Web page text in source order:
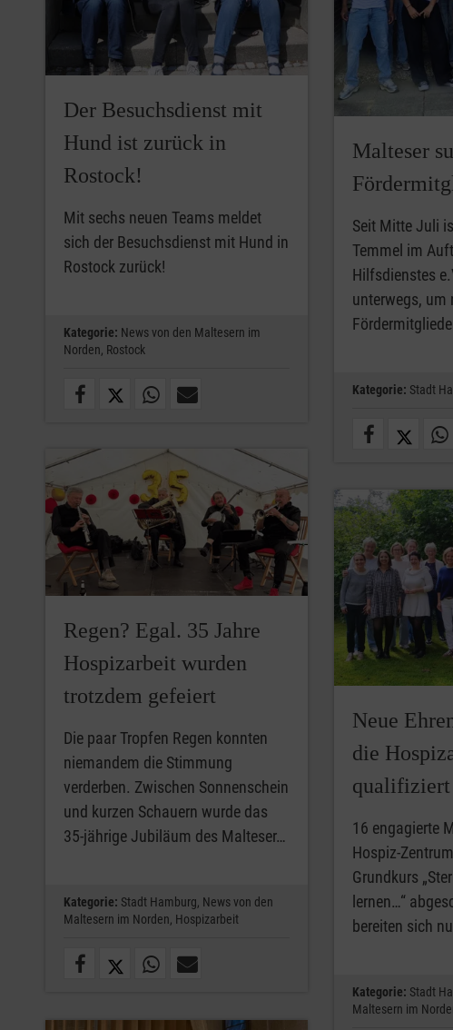
Der Besuchsdienst mit
Hund ist zurück in
Rostock!
Mit sechs neuen Teams meldet
sich der Besuchsdienst mit Hund in
Rostock zurück!
Kategorie: News von den Maltesern im
Norden, Rostock
Malteser
Seit Mitte Juli
Temmel im
Hilfsdienstes
unterwegs, um
Kategorie: Stadt
Regen? Egal. 35 Jahre
Hospizarbeit wurden
trotzdem gefeiert
Die paar Tropfen Regen konnten
niemandem die Stimmung
verderben. Zwischen Sonnenschein
und kurzen Schauern wurde das
35-jährige Jubiläum des Malteser…
Kategorie: Stadt Hamburg, News von den
Maltesern im Norden, Hospizarbeit
Neue
die
qualifiziert
16 engagierte
Hospiz-
Grundkurs
lernen…“
bereiten sich
Kategorie: Stadt
Maltesern im